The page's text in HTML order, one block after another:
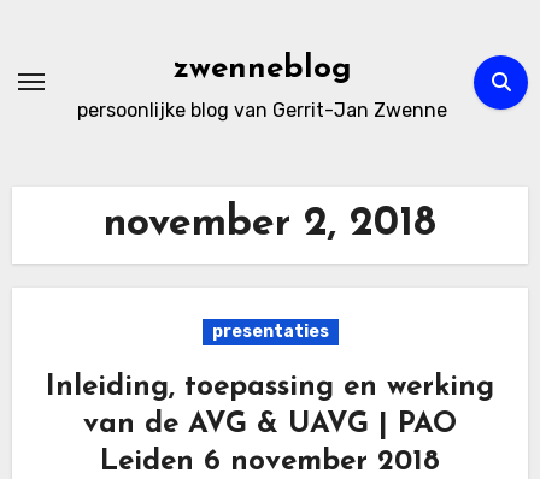
de
zwenneblog
persoonlijke blog van Gerrit-Jan Zwenne
november 2, 2018
presentaties
Inleiding, toepassing en werking
van de AVG & UAVG | PAO
Leiden 6 november 2018